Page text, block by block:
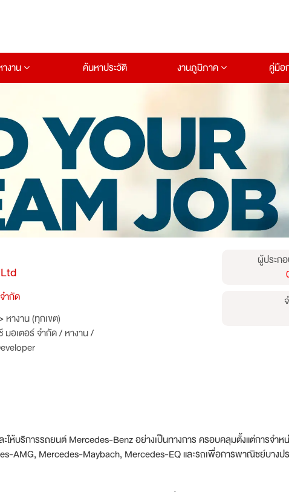
งาน ค้นหาประวัติ งานภูมิภาค คู่มือ
ำกัด
หางาน (ทุกเขต)
มอเตอร์ จำกัด/หางาน/
ผู้ประก
ให้บริการรถยนต์ Mercedes-Benz อย่างเป็นทางการ ครอบคลุมตั้งแต่การจำ
AMG, Mercedes-Maybach, Mercedes-EQ และรถเพื่อการพาณิชย์บางป